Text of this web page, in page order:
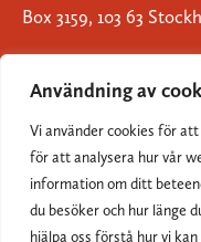
Användning av
Vi använder cookies för
för att analysera hur vår
information om ditt
du besöker och hur länge
hjälpa oss förstå hur vi
Box 3159, 103 63
Om